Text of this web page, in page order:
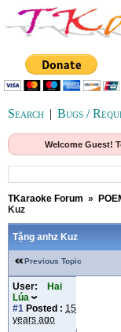
Search | Bugs /
Welcome Guest!
TKaraoke Forum »
Kuz
Tặng anhz Kuz
Previous Topic
User:
Hai
Lúa
#1 Posted : 15
years ago